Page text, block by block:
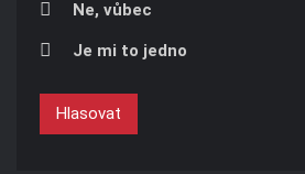
Ne, vůbec
Je mi to jedno
Hlasovat